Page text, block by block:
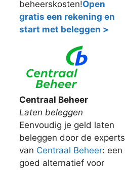
beheerskosten!Open
gratis een rekening en
start met beleggen >
Centraal Beheer
Laten beleggen
Eenvoudig je geld laten
beleggen door de experts
van Centraal Beheer: een
goed alternatief voor